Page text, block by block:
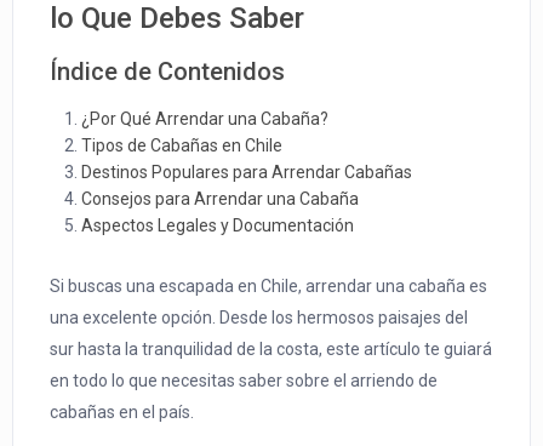
lo Que Debes Saber
Índice de Contenidos
¿Por Qué Arrendar una Cabaña?
Tipos de Cabañas en Chile
Destinos Populares para Arrendar Cabañas
Consejos para Arrendar una Cabaña
Aspectos Legales y Documentación
Si buscas una escapada en Chile, arrendar una cabaña es
una excelente opción. Desde los hermosos paisajes del
sur hasta la tranquilidad de la costa, este artículo te guiará
en todo lo que necesitas saber sobre el arriendo de
cabañas en el país.